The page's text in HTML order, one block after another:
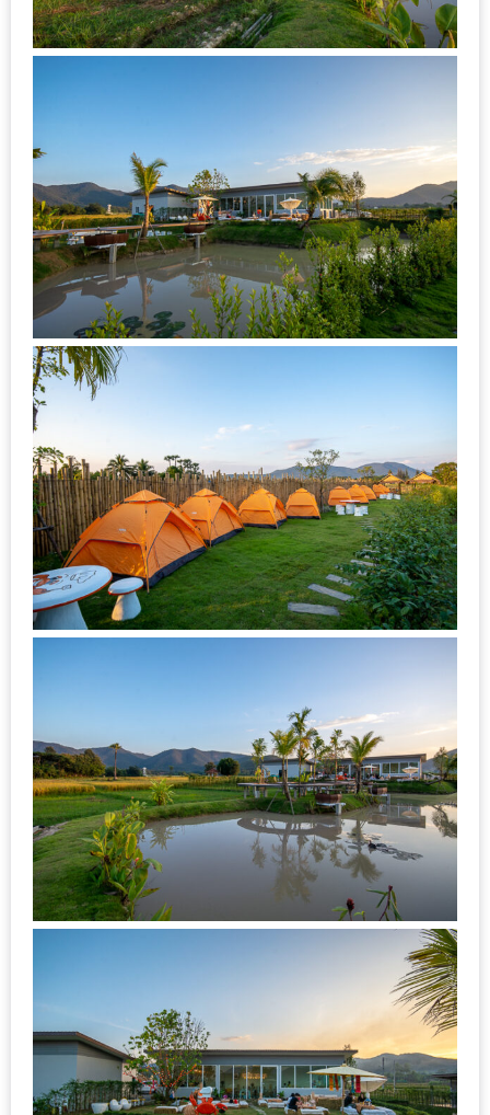
ใจ
กรรมการ
EVENT
ที่
ต้อง
ห้าม
พลาด
สำหรับ
ฤดู
กับ
PING
FAI
FESTIVAL
2
–
เพลิน
HFG
E-
NEWS
GAME
(SABAI
HOMEPRO
FAIR
2017
เชียงใหม่